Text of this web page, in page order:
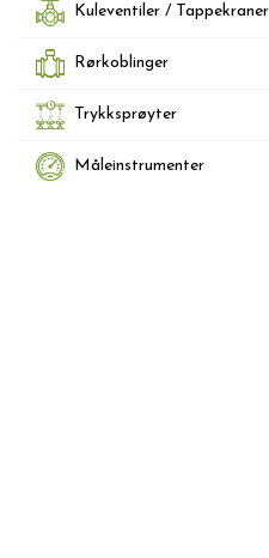
Kuleventiler / Tappekraner
Rørkoblinger
Trykksprøyter
Måleinstrumenter